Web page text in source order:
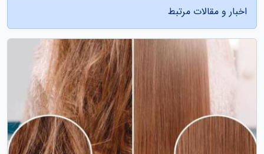
اخبار و مقالات مرتبط